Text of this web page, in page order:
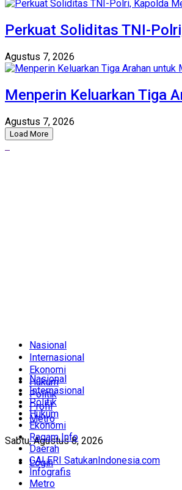
Perkuat Soliditas TNI-
Agustus 7, 2026
Menperin Keluarkan Tiga
Agustus 7, 2026
Load More
Nasional
Internasional
Ekonomi
Hukum
Politik
Profil
Metro
Sabtu, Agustus 8, 2026
Login
Nasional
Internasional
Politik
Hukum
Ekonomi
Ragam Info
Daerah
GALERI SatukanIndonesia.com
Infografis
Metro